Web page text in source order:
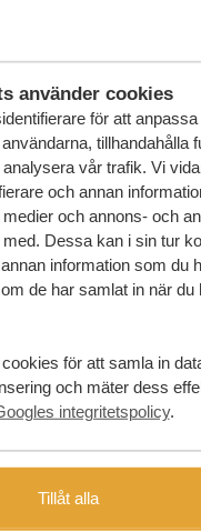
använder cookies
för att anpassa
tillhandahålla
vår trafik. Vi
och annan
och annons- och
Dessa kan i sin tur
information som du
de har samlat in när du
för att samla in
och mäter dess
integritetspolicy.
Tillåt alla
HJÄLPA DIG
+31 174 788 101
OLIKA LÄNDER